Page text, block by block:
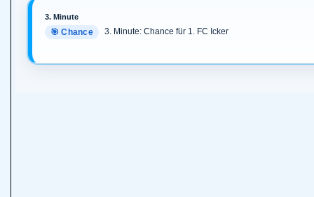
3. Minute
🎯 Chance 3. Minute: Chance für 1. FC Icker